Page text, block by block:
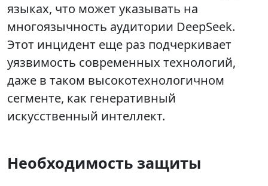
языках, что может указывать на
многоязычность аудитории DeepSeek.
Этот инцидент еще раз подчеркивает
уязвимость современных технологий,
даже в таком высокотехнологичном
сегменте, как генеративный
искусственный интеллект.
Необходимость защиты